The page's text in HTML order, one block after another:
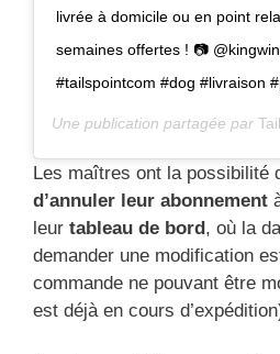
livrée à domicile ou en point
semaines offertes ! 📷
#tailspointcom #dog #livraison
Une publication partagée par
Les maîtres ont la possibilité
d’annuler leur abonnement
leur tableau de bord, où la
demander une modification
commande ne pouvant être
est déjà en cours